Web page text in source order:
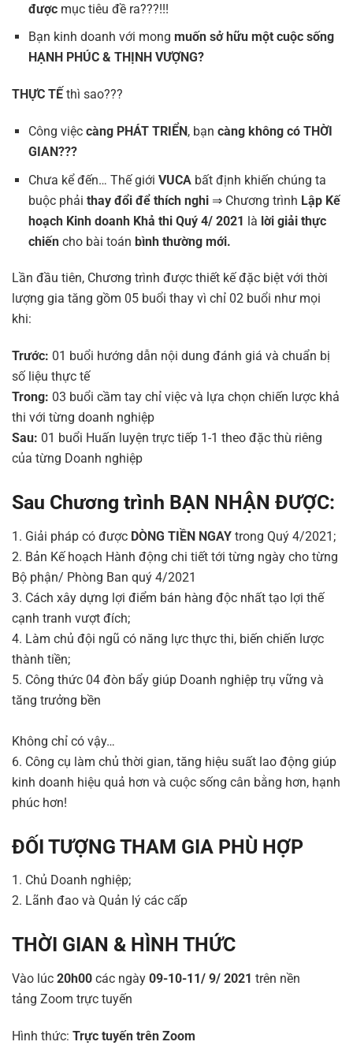
đượcmục tiêu đề ra???!!!
Bạn kinh doanh với mong muốn sở hữu một cuộc sống
HẠNH PHÚC & THỊNH VƯỢNG?
THỰC TẾ thì sao???
Công việc càng PHÁT TRIỂN, bạn càng không có THỜI
GIAN???
Chưa kể đến… Thế giới VUCA bất định khiến chúng ta
buộc phải thay đổi để thích nghi⇒ Chương trình Lập Kế
hoạch Kinh doanh Khả thi Quý 4/ 2021 là lời giải thực
chiếncho bài toán bình thường mới.
Lần đầu tiên, Chương trình được thiết kế đặc biệt với thời
lượng gia tăng gồm 05 buổi thay vì chỉ 02 buổi như mọi
khi:
Trước: 01 buổi hướng dẫn nội dung đánh giá và chuẩn bị
số liệu thực tế
Trong: 03 buổi cầm tay chỉ việc và lựa chọn chiến lược khả
thi với từng doanh nghiệp
Sau: 01 buổi Huấn luyện trực tiếp 1-1 theo đặc thù riêng
của từng Doanh nghiệp
Sau Chương trình BẠN NHẬN ĐƯỢC:
1. Giải pháp có được DÒNG TIỀN NGAY trong Quý 4/2021;
2. Bản Kế hoạch Hành động chi tiết tới từng ngày cho từng
Bộ phận/ Phòng Ban quý 4/2021
3. Cách xây dựng lợi điểm bán hàng độc nhất tạo lợi thế
cạnh tranh vượt đích;
4. Làm chủ đội ngũ có năng lực thực thi, biến chiến lược
thành tiền;
5. Công thức 04 đòn bẩy giúp Doanh nghiệp trụ vững và
tăng trưởng bền
Không chỉ có vậy…
6. Công cụ làm chủ thời gian, tăng hiệu suất lao động giúp
kinh doanh hiệu quả hơn và cuộc sống cân bằng hơn, hạnh
phúc hơn!
ĐỐI TƯỢNG THAM GIA PHÙ HỢP
1. Chủ Doanh nghiệp;
2. Lãnh đao và Quản lý các cấp
THỜI GIAN & HÌNH THỨC
Vào lúc 20h00 các ngày 09-10-11/ 9/ 2021 trên nền
tảng Zoom trực tuyến
Hình thức: Trực tuyến trên Zoom